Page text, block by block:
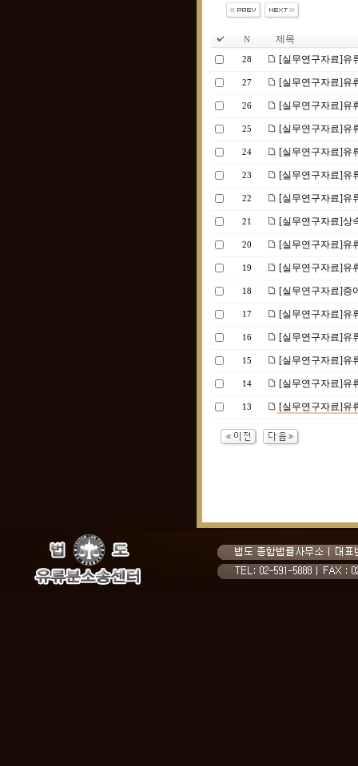
N 제목
28 [실무연구자료]유
27 [실무연구자료]유
26 [실무연구자료]유
25 [실무연구자료]유
24 [실무연구자료]유
23 [실무연구자료]유
22 [실무연구자료]유
21 [실무연구자료]상
20 [실무연구자료]유
19 [실무연구자료]유
18 [실무연구자료]증
17 [실무연구자료]유
16 [실무연구자료]유
15 [실무연구자료]유
14 [실무연구자료]유
13 [실무연구자료]유